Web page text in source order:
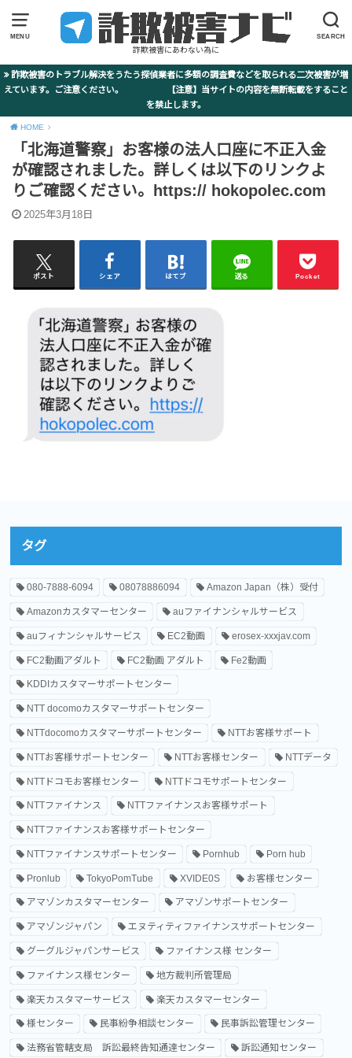
MENU SEARCH
詐欺被害にあわない為に
詐欺被害のトラブル解決をうたう探偵業者に多額の調査費などを取られる二次被害が増
えています。ご注意ください。 【注意】当サイトの内容を無断転載をすること
を禁止します。
HOME
「北海道警察」お客様の法人口座に不正入金
が確認されました。詳しくは以下のリンクよ
りご確認ください。https:// hokopolec.com
2025年3月18日
ポスト シェア はてブ 送る Pocket
タグ
080-7888-6094 08078886094 Amazon Japan（株）受付
Amazonカスタマーセンター auファイナンシャルサービス
auフィナンシャルサービス EC2動画 erosex-xxxjav.com
FC2動画アダルト FC2動画 アダルト Fe2動画
KDDIカスタマーサポートセンター
NTT docomoカスタマーサポートセンター
NTTdocomoカスタマーサポートセンター NTTお客様サポート
NTTお客様サポートセンター NTTお客様センター NTTデータ
NTTドコモお客様センター NTTドコモサポートセンター
NTTファイナンス NTTファイナンスお客様サポート
NTTファイナンスお客様サポートセンター
NTTファイナンスサポートセンター Pornhub Porn hub
Pronlub TokyoPomTube XVIDE0S お客様センター
アマゾンカスタマーセンター アマゾンサポートセンター
アマゾンジャパン エヌティティファイナンスサポートセンター
グーグルジャパンサービス ファイナンス様 センター
ファイナンス様センター 地方裁判所管理局
楽天カスタマーサービス 楽天カスタマーセンター
様センター 民事紛争相談センター 民事訴訟管理センター
法務省管轄支局 訴訟最終告知通達センター 訴訟通知センター